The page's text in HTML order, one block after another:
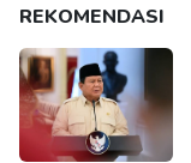
REKOMENDASI